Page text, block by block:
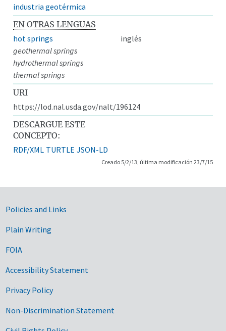
industria geotérmica
EN OTRAS LENGUAS
hot springs
inglés
geothermal springs
hydrothermal springs
thermal springs
URI
https://lod.nal.usda.gov/nalt/196124
DESCARGUE ESTE
CONCEPTO:
RDF/XML TURTLE JSON-LD
Creado 5/2/13, última modificación 23/7/15
Government Links
Policies and Links
Plain Writing
FOIA
Accessibility Statement
Privacy Policy
Non-Discrimination Statement